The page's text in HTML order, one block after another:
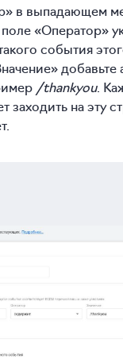
в выпадающем
«Оператор»
события
/thankyou.
заходить на эту